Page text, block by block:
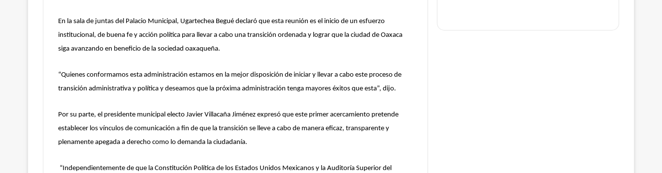
En la sala de juntas del Palacio Municipal, Ugartechea Begué declaró que esta reunión es el inicio de un esfuerzo
institucional, de buena fe y acción política para llevar a cabo una transición ordenada y lograr que la ciudad de Oaxaca
siga avanzando en beneficio de la sociedad oaxaqueña.
“Quienes conformamos esta administración estamos en la mejor disposición de iniciar y llevar a cabo este proceso de
transición administrativa y política y deseamos que la próxima administración tenga mayores éxitos que esta”, dijo.
Por su parte, el presidente municipal electo Javier Villacaña Jiménez expresó que este primer acercamiento pretende
establecer los vínculos de comunicación a fin de que la transición se lleve a cabo de manera eficaz, transparente y
plenamente apegada a derecho como lo demanda la ciudadanía.
“Independientemente de que la Constitución Política de los Estados Unidos Mexicanos y la Auditoría Superior del